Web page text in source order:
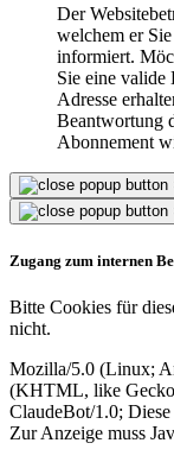
Der
welchem er
informiert.
Sie eine
Adresse
Beantwortung
Abonnement
Zugang zum internen
Bitte Cookies für
nicht.
Mozilla/5.0 (Linux;
(KHTML, like
ClaudeBot/1.0;
Zur Anzeige muss